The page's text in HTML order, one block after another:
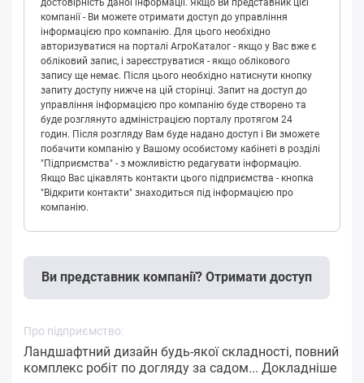
компанії - Ви можете отримати доступ до управління
інформацією про компанію. Для цього необхідно
авторизуватися на порталі АгроКаталог - якщо у Вас вже є
обліковий запис, і зареєструватися - якщо облікового
запису ще немає. Після цього необхідно натиснути кнопку
запиту доступу нижче на цій сторінці. Запит на доступ до
управління інформацією про компанію буде створено та
буде розглянуто адміністрацією порталу протягом 24
годин. Після розгляду Вам буде надано доступ і Ви зможете
побачити компанію у Вашому особистому кабінеті в розділі
"Підприємства" - з можливістю редагувати інформацію.
Якщо Вас цікавлять контакти цього підприємства - кнопка
"Відкрити контакти" знаходиться під інформацією про
компанію.
Ви представник компанії? Отримати доступ
Про підприємство:
Ландшафтний дизайн будь-якої складності, повний
комплекс робіт по догляду за садом... Докладніше